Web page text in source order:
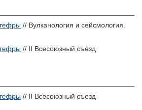
// Вулканология и сейсмология.
// II Всесоюзный съезд
// II Всесоюзный съезд